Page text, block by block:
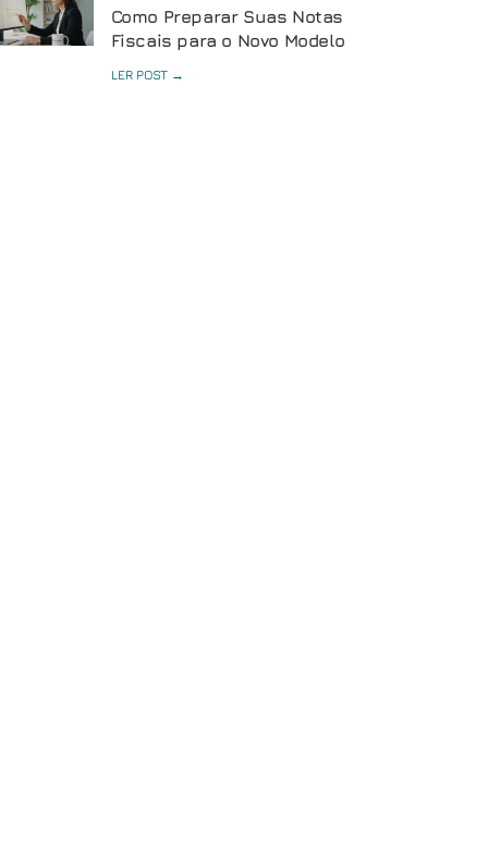
Como Preparar Suas Notas
Fiscais para o Novo Modelo
LER POST →